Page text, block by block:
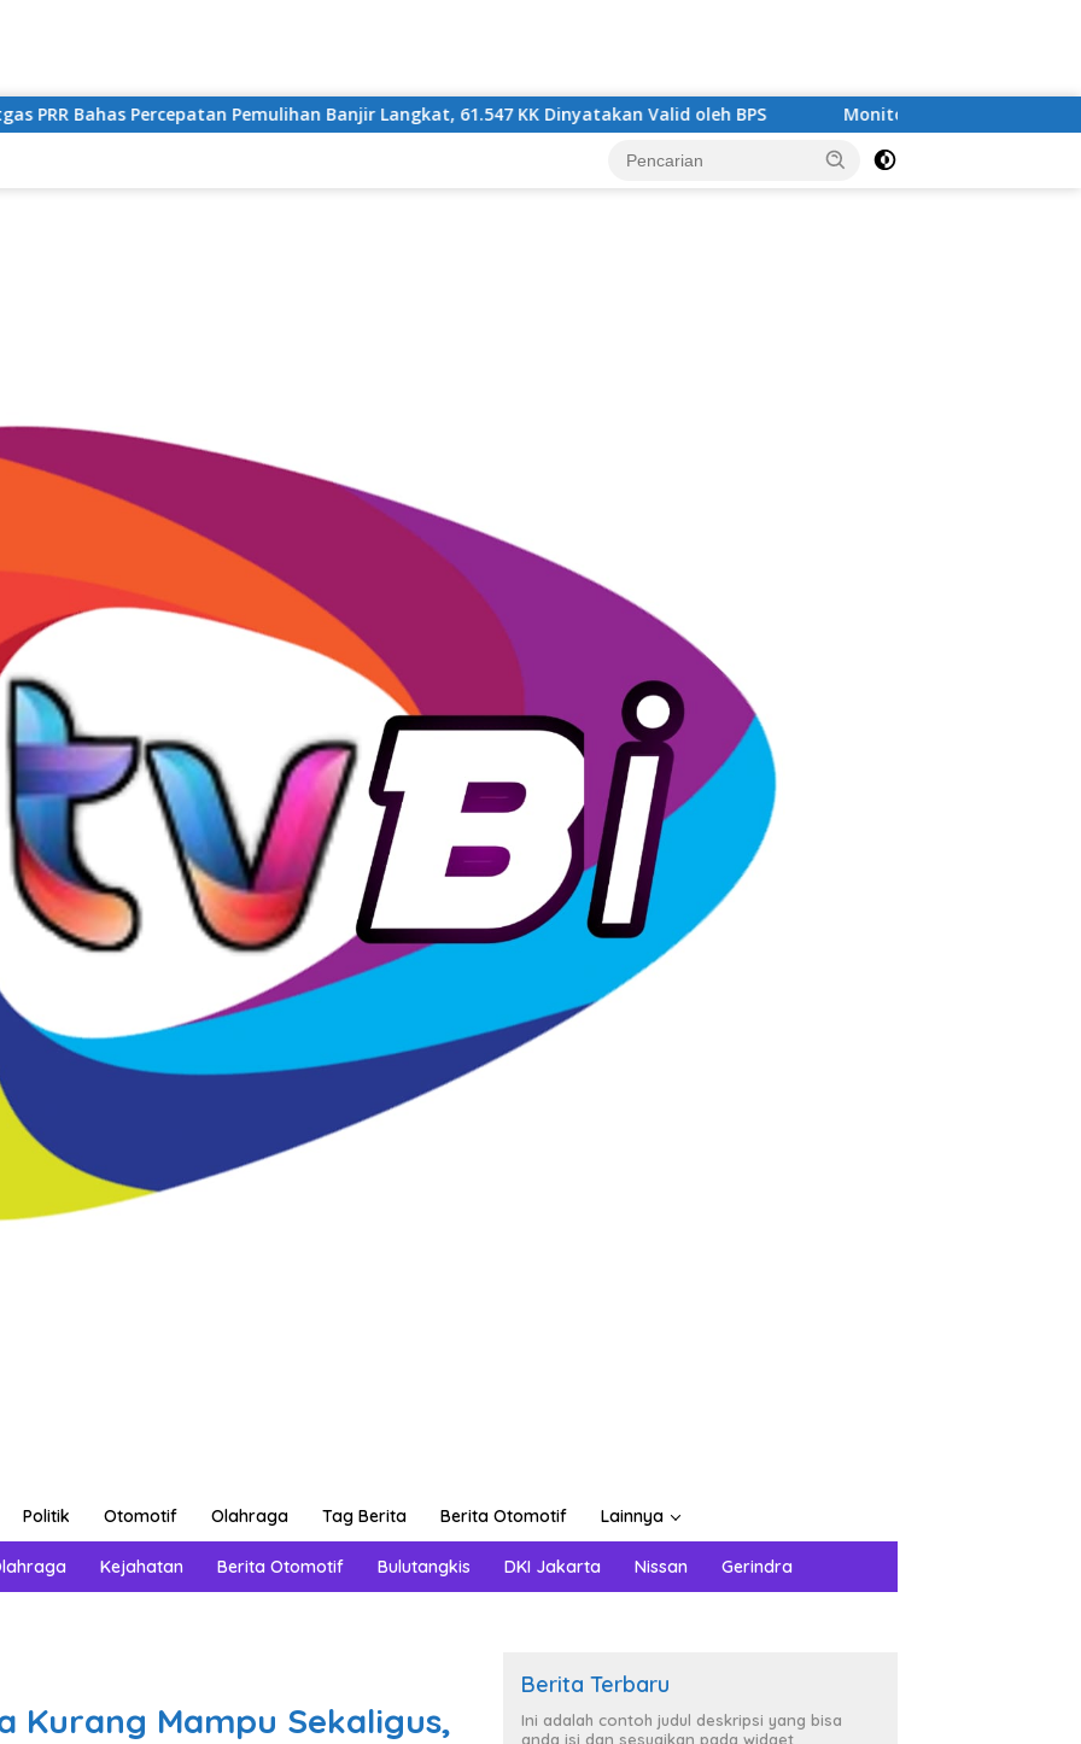
Pemulihan Banjir Langkat, 61.547 KK Dinyatakan Valid oleh BPS Monitoring 10 Program Pokok PKK, Bupati Way
Politik Otomotif Olahraga Tag Berita Berita Otomotif Lainnya
Kejahatan Berita Otomotif Bulutangkis DKI Jakarta Nissan Gerindra
Kurang Mampu Sekaligus,
Berita Terbaru
Ini adalah contoh judul deskripsi yang bisa
anda isi dan sesuaikan pada widget